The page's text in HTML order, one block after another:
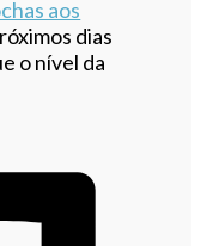
aos
dias
o nível da